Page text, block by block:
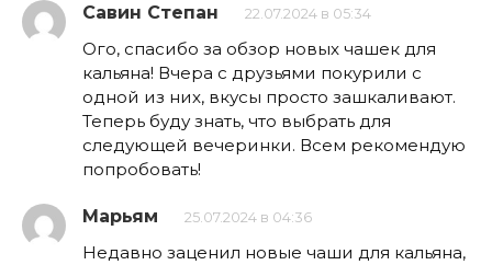
Савин Степан 22.07.2024 в 05:34
Ого, спасибо за обзор новых чашек для
кальяна! Вчера с друзьями покурили с
одной из них, вкусы просто зашкаливают.
Теперь буду знать, что выбрать для
следующей вечеринки. Всем рекомендую
попробовать!
Марьям 25.07.2024 в 04:36
Недавно заценил новые чаши для кальяна,